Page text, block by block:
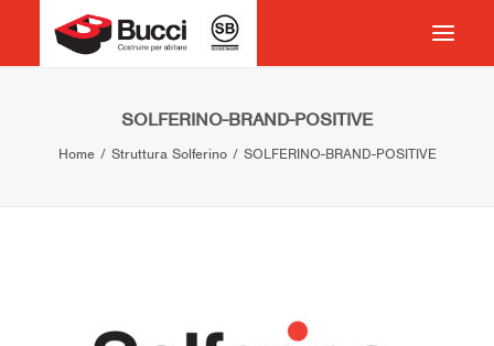
COSTRUIRE PER ABITARE
SOLFERINO-BRAND-POSITIVE
Home Struttura Solferino SOLFERINO-BRAND-POSITIVE